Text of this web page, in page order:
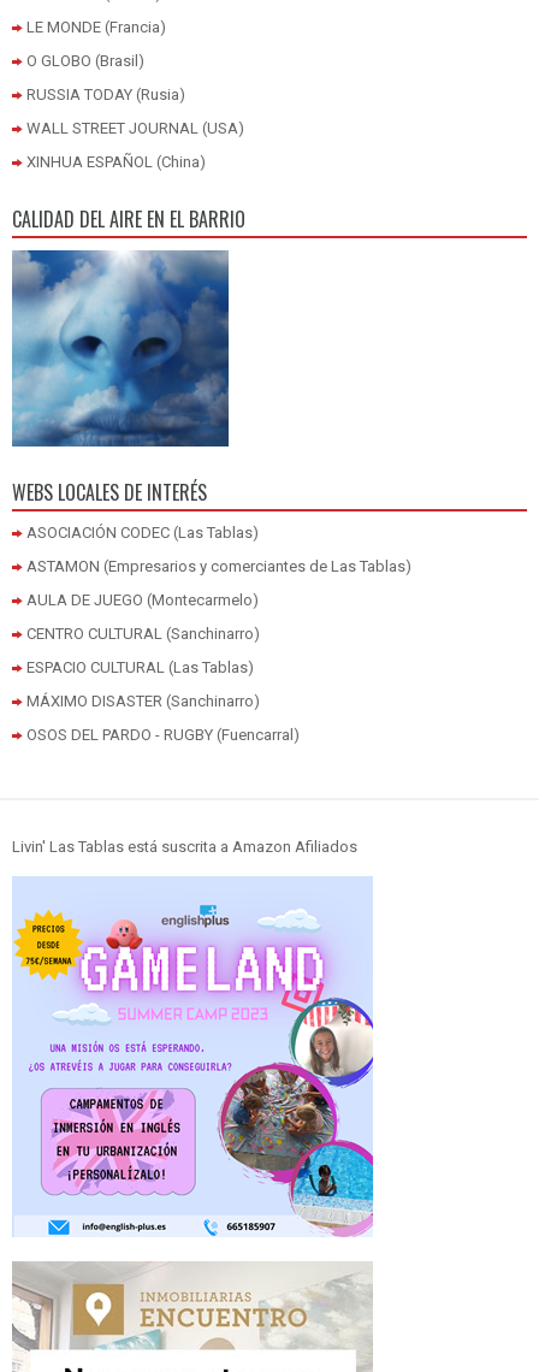
LE MONDE (Francia)
O GLOBO (Brasil)
RUSSIA TODAY (Rusia)
WALL STREET JOURNAL (USA)
XINHUA ESPAÑOL (China)
CALIDAD DEL AIRE EN EL BARRIO
WEBS LOCALES DE INTERÉS
ASOCIACIÓN CODEC (Las Tablas)
ASTAMON (Empresarios y comerciantes de Las Tablas)
AULA DE JUEGO (Montecarmelo)
CENTRO CULTURAL (Sanchinarro)
ESPACIO CULTURAL (Las Tablas)
MÁXIMO DISASTER (Sanchinarro)
OSOS DEL PARDO - RUGBY (Fuencarral)
Livin' Las Tablas está suscrita a Amazon Afiliados